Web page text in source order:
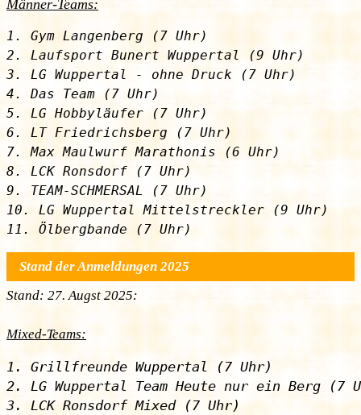
Männer-Teams:
1. Gym Langenberg (7 Uhr)
2. Laufsport Bunert Wuppertal (9 Uhr)
3. LG Wuppertal - ohne Druck (7 Uhr)
4. Das Team (7 Uhr)
5. LG Hobbyläufer (7 Uhr)
6. LT Friedrichsberg (7 Uhr)
7. Max Maulwurf Marathonis (6 Uhr)
8. LCK Ronsdorf (7 Uhr)
9. TEAM-SCHMERSAL (7 Uhr)
10. LG Wuppertal Mittelstreckler (9 Uhr)
Stand der Anmeldungen 2025
Stand: 27. Augst 2025:
Mixed-Teams:
1. Grillfreunde Wuppertal (7 Uhr)
2. LG Wuppertal Team Heute nur ein Berg (7
3. LCK Ronsdorf Mixed (7 Uhr)